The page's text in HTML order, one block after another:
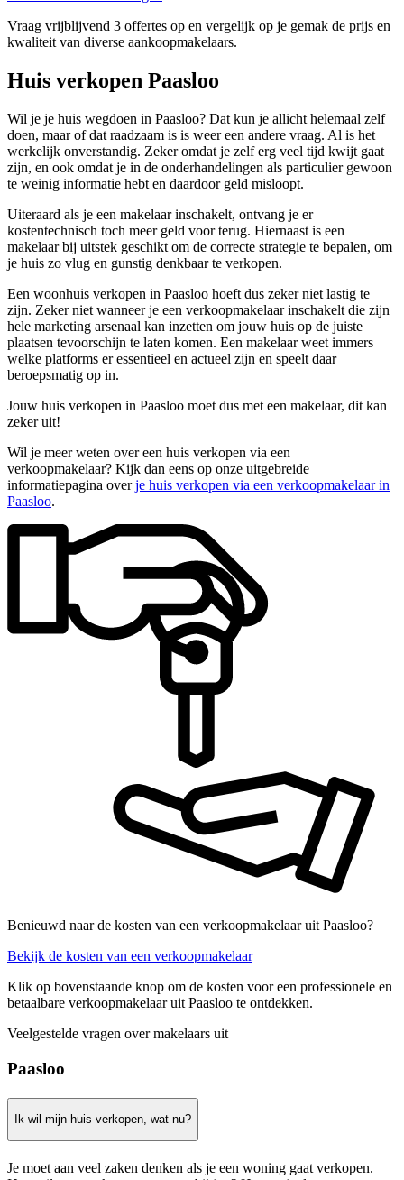
Vraag vrijblijvend 3 offertes op en vergelijk op je gemak de prijs en
kwaliteit van diverse aankoopmakelaars.
Huis verkopen Paasloo
Wil je je huis wegdoen in Paasloo? Dat kun je allicht helemaal zelf
doen, maar of dat raadzaam is is weer een andere vraag. Al is het
werkelijk onverstandig. Zeker omdat je zelf erg veel tijd kwijt gaat
zijn, en ook omdat je in de onderhandelingen als particulier gewoon
te weinig informatie hebt en daardoor geld misloopt.
Uiteraard als je een makelaar inschakelt, ontvang je er
kostentechnisch toch meer geld voor terug. Hiernaast is een
makelaar bij uitstek geschikt om de correcte strategie te bepalen, om
je huis zo vlug en gunstig denkbaar te verkopen.
Een woonhuis verkopen in Paasloo hoeft dus zeker niet lastig te
zijn. Zeker niet wanneer je een verkoopmakelaar inschakelt die zijn
hele marketing arsenaal kan inzetten om jouw huis op de juiste
plaatsen tevoorschijn te laten komen. Een makelaar weet immers
welke platforms er essentieel en actueel zijn en speelt daar
beroepsmatig op in.
Jouw huis verkopen in Paasloo moet dus met een makelaar, dit kan
zeker uit!
Wil je meer weten over een huis verkopen via een
verkoopmakelaar? Kijk dan eens op onze uitgebreide
informatiepagina overje huis verkopen via een verkoopmakelaar in
Paasloo.
Benieuwd naar de kosten van een verkoopmakelaar uit Paasloo?
Bekijk de kosten van een verkoopmakelaar
Klik op bovenstaande knop om de kosten voor een professionele en
betaalbare verkoopmakelaar uit Paasloo te ontdekken.
Veelgestelde vragen over makelaars uit
Paasloo
Ik wil mijn huis verkopen, wat nu?
Je moet aan veel zaken denken als je een woning gaat verkopen.